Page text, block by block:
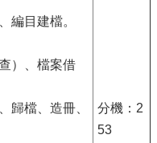
編目建檔。
）、檔案借
歸檔、造冊、
分機：2
53